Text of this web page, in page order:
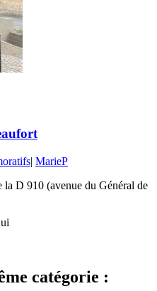
| MarieP
la D 910 (avenue du Général de
catégorie :